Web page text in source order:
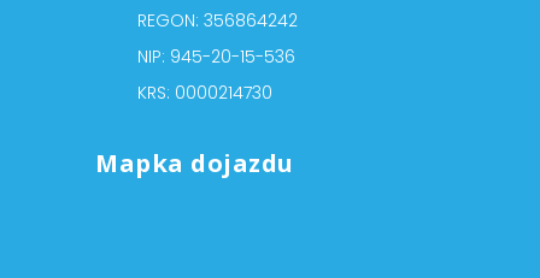
REGON: 356864242
NIP: 945-20-15-536
KRS: 0000214730
Mapka dojazdu